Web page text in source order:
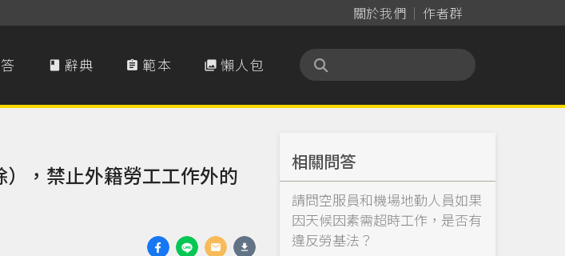
關於我們 作者群
 辭典  範本  懶人包
，禁止外籍勞工工作外的
相關問答
請問空服員和機場地勤人員如果
因天候因素需超時工作，是否有
違反勞基法？